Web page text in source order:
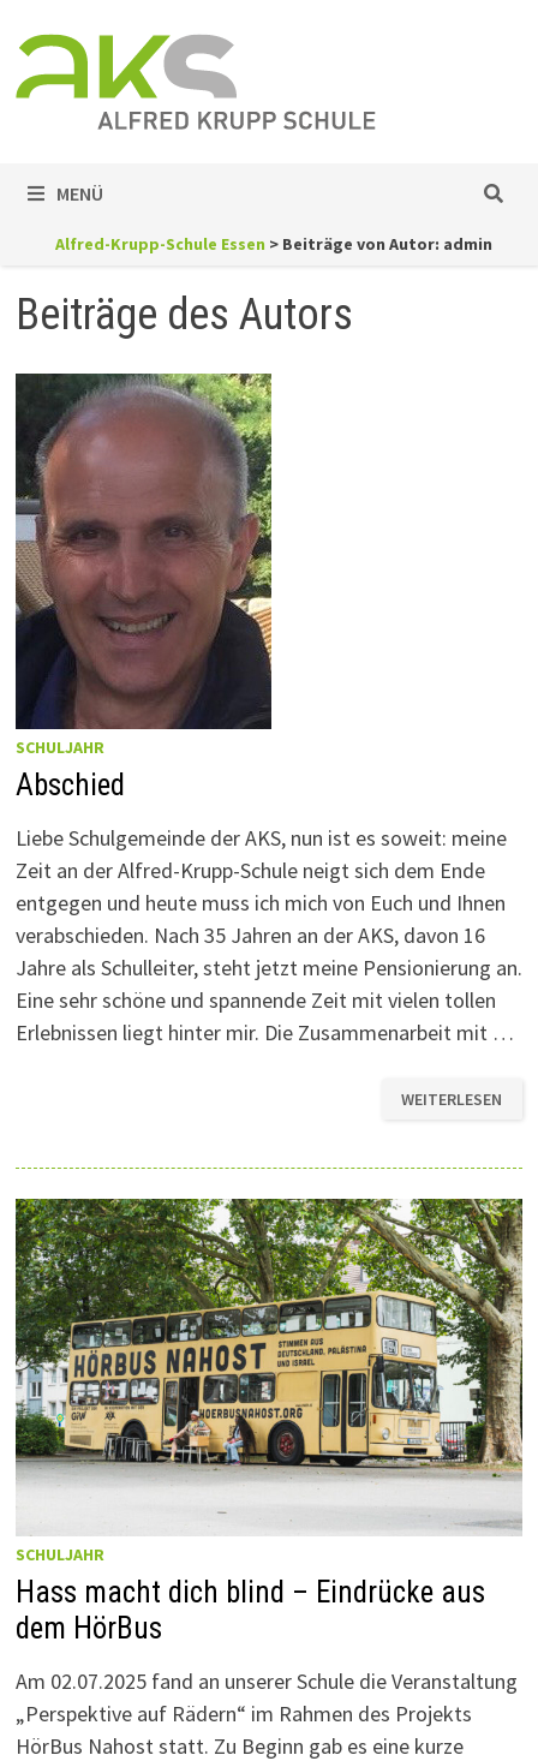
Inhalt
springen
MENÜ
Alfred-Krupp-Schule Essen > Beiträge von Autor: admin
Beiträge des Autors
SCHULJAHR
Abschied
Liebe Schulgemeinde der AKS, nun ist es soweit: meine
Zeit an der Alfred-Krupp-Schule neigt sich dem Ende
entgegen und heute muss ich mich von Euch und Ihnen
verabschieden. Nach 35 Jahren an der AKS, davon 16
Jahre als Schulleiter, steht jetzt meine Pensionierung an.
Eine sehr schöne und spannende Zeit mit vielen tollen
Erlebnissen liegt hinter mir. Die Zusammenarbeit mit …
WEITERLESEN
SCHULJAHR
Hass macht dich blind – Eindrücke aus
dem HörBus
Am 02.07.2025 fand an unserer Schule die Veranstaltung
„Perspektive auf Rädern“ im Rahmen des Projekts
HörBus Nahost statt. Zu Beginn gab es eine kurze